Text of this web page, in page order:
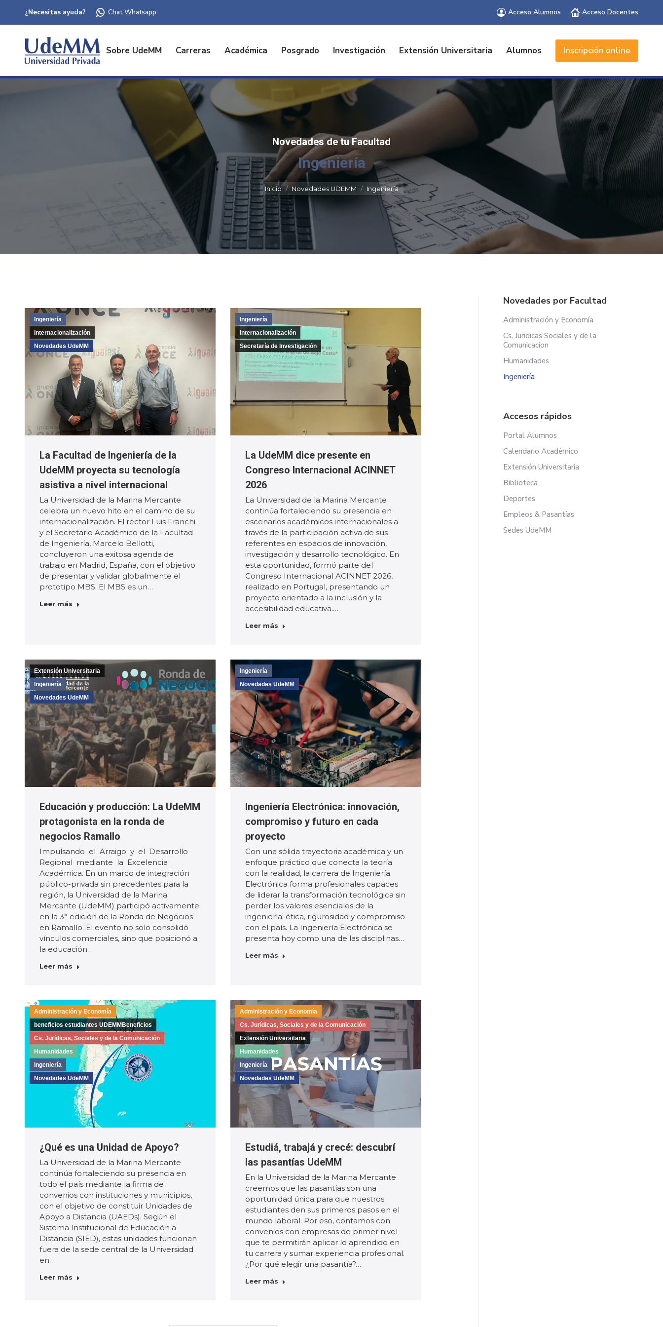
¿Necesitas ayuda? Chat Whatsapp Acceso Alumnos Acceso Docentes
Sobre UdeMM Carreras Académica Posgrado Investigación Extensión Universitaria Alumnos Inscripción online
Novedades de tu Facultad
Ingeniería
Estás aquí:
Inicio Novedades UDEMM Ingeniería
Ingeniería
Internacionalización
Novedades UdeMM
La Facultad de Ingeniería de la
UdeMM proyecta su tecnología
asistiva a nivel internacional
La Universidad de la Marina Mercante
celebra un nuevo hito en el camino de su
internacionalización. El rector Luis Franchi
y el Secretario Académico de la Facultad
de Ingeniería, Marcelo Bellotti,
concluyeron una exitosa agenda de
trabajo en Madrid, España, con el objetivo
de presentar y validar globalmente el
prototipo MBS. El MBS es un…
Leer más
Ingeniería
Internacionalización
Secretaría de Investigación
La UdeMM dice presente en
Congreso Internacional ACINNET
2026
La Universidad de la Marina Mercante
continúa fortaleciendo su presencia en
escenarios académicos internacionales a
través de la participación activa de sus
referentes en espacios de innovación,
investigación y desarrollo tecnológico. En
esta oportunidad, formó parte del
Congreso Internacional ACINNET 2026,
realizado en Portugal, presentando un
proyecto orientado a la inclusión y la
accesibilidad educativa.…
Leer más
Extensión Universitaria
Ingeniería
Novedades UdeMM
Educación y producción: La UdeMM
protagonista en la ronda de
negocios Ramallo
Impulsando el Arraigo y el Desarrollo
Regional mediante la Excelencia
Académica. En un marco de integración
público-privada sin precedentes para la
región, la Universidad de la Marina
Mercante (UdeMM) participó activamente
en la 3° edición de la Ronda de Negocios
en Ramallo. El evento no solo consolidó
vínculos comerciales, sino que posicionó a
la educación…
Leer más
Ingeniería
Novedades UdeMM
Ingeniería Electrónica: innovación,
compromiso y futuro en cada
proyecto
Con una sólida trayectoria académica y un
enfoque práctico que conecta la teoría
con la realidad, la carrera de Ingeniería
Electrónica forma profesionales capaces
de liderar la transformación tecnológica sin
perder los valores esenciales de la
ingeniería: ética, rigurosidad y compromiso
con el país. La Ingeniería Electrónica se
presenta hoy como una de las disciplinas…
Leer más
Administración y Economía
beneficios estudiantes UDEMMBeneficios
Cs. Jurídicas, Sociales y de la Comunicación
Humanidades
Ingeniería
Novedades UdeMM
¿Qué es una Unidad de Apoyo?
La Universidad de la Marina Mercante
continúa fortaleciendo su presencia en
todo el país mediante la firma de
convenios con instituciones y municipios,
con el objetivo de constituir Unidades de
Apoyo a Distancia (UAEDs). Según el
Sistema Institucional de Educación a
Distancia (SIED), estas unidades funcionan
fuera de la sede central de la Universidad
en…
Leer más
Administración y Economía
Cs. Jurídicas, Sociales y de la Comunicación
Extensión Universitaria
Humanidades
Ingeniería
Novedades UdeMM
Estudiá, trabajá y crecé: descubrí
las pasantías UdeMM
En la Universidad de la Marina Mercante
creemos que las pasantías son una
oportunidad única para que nuestros
estudiantes den sus primeros pasos en el
mundo laboral. Por eso, contamos con
convenios con empresas de primer nivel
que te permitirán aplicar lo aprendido en
tu carrera y sumar experiencia profesional.
¿Por qué elegir una pasantía?…
Leer más
Novedades por Facultad
Administración y Economía
Cs. Juridicas Sociales y de la
Comunicacion
Humanidades
Ingeniería
Accesos rápidos
Portal Alumnos
Calendario Académico
Extensión Universitaria
Biblioteca
Deportes
Empleos & Pasantías
Sedes UdeMM